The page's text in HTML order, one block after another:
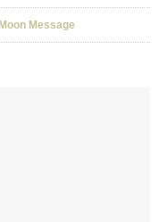
Message